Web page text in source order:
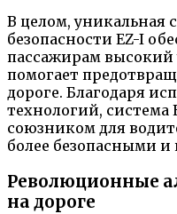
В целом, уникальная
безопасности EZ-I
пассажирам
помогает
дороге. Благодаря
технологий, система
союзником для
более безопасными
Революционные
на дороге